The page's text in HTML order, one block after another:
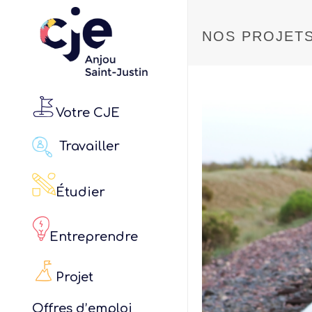
Votre CJE
Travailler
Étudier
Entreprendre
Projet
Offres d’emploi
NOS